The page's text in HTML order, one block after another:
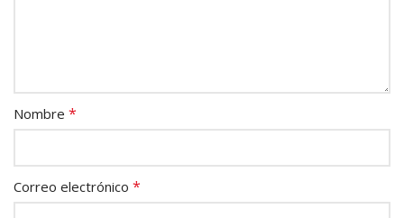
Nombre *
Correo electrónico *